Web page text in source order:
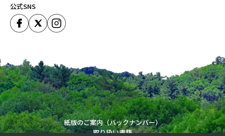
公式SNS
紙版のご案内（バックナンバー）
取り扱い書籍